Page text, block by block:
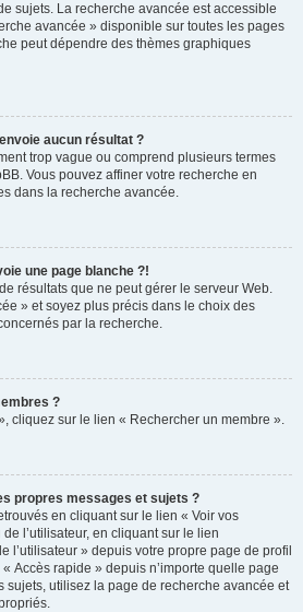
sujets. La recherche avancée est accessible
avancée » disponible sur toutes les pages
peut dépendre des thèmes graphiques
aucun résultat ?
trop vague ou comprend plusieurs termes
Vous pouvez affiner votre recherche en
dans la recherche avancée.
une page blanche ?!
résultats que ne peut gérer le serveur Web.
» et soyez plus précis dans le choix des
par la recherche.
?
cliquez sur le lien « Rechercher un membre ».
propres messages et sujets ?
en cliquant sur le lien « Voir vos
l’utilisateur, en cliquant sur le lien
l’utilisateur » depuis votre propre page de profil
Accès rapide » depuis n’importe quelle page
sujets, utilisez la page de recherche avancée et